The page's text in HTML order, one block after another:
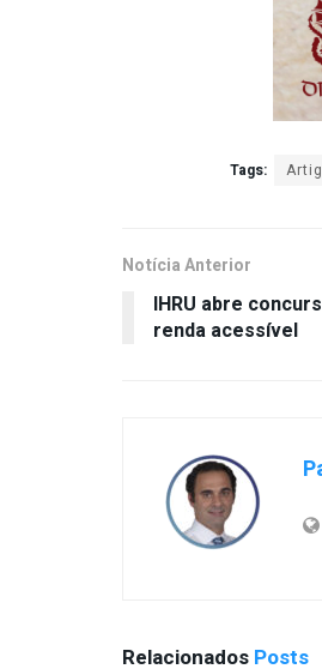
Tags:
Notícia Anterior
IHRU abre
renda acessível
Relacionados Posts